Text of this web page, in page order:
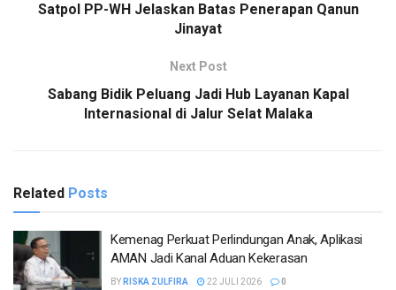
Satpol PP-WH Jelaskan Batas Penerapan Qanun
Jinayat
Next Post
Sabang Bidik Peluang Jadi Hub Layanan Kapal
Internasional di Jalur Selat Malaka
Related Posts
Kemenag Perkuat Perlindungan Anak, Aplikasi
AMAN Jadi Kanal Aduan Kekerasan
BY RISKA ZULFIRA 22 JULI 2026 0